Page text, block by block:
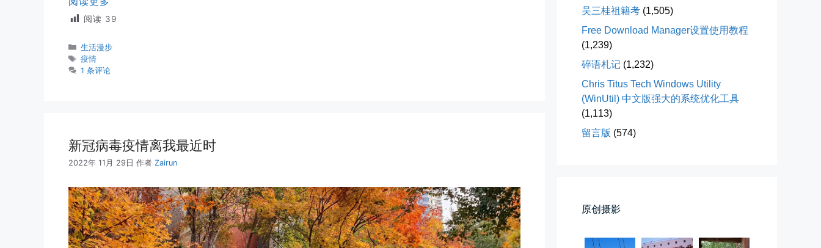
阅读 39
分
类
生活漫步
标
签
疫情
1 条评论
新冠病毒疫情离我最近时
2022年 11月 29日 作者 Zairun
桃花乱落如红雨
李贺“桃花乱落如红雨”与纳兰性...
📅 03-22 09:31👤 Zairun
今日春分
📅 03-20 06:35 👤 Zairun
吴三桂祖籍考 (1,505)
Free Download Manager设置使用教程
(1,239)
碎语札记 (1,232)
Chris Titus Tech Windows Utility
(WinUtil) 中文版强大的系统优化工具
(1,113)
留言版 (574)
原创摄影